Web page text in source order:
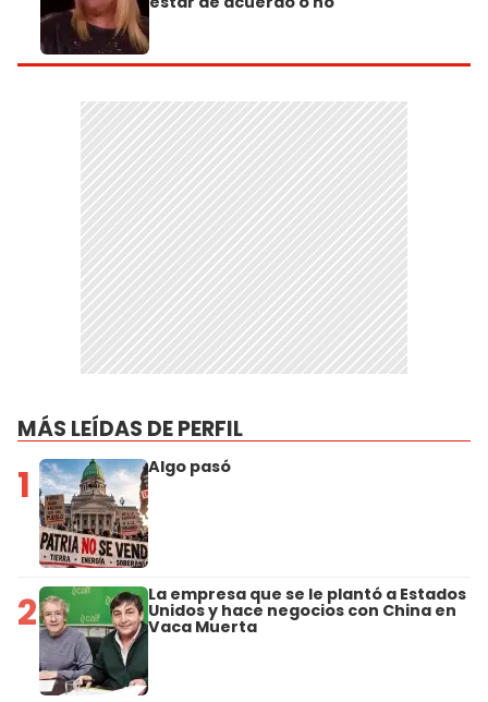
MÁS LEÍDAS DE PERFIL
1 Algo pasó
2 La empresa que se le plantó a Estados
Unidos y hace negocios con China en
Vaca Muerta